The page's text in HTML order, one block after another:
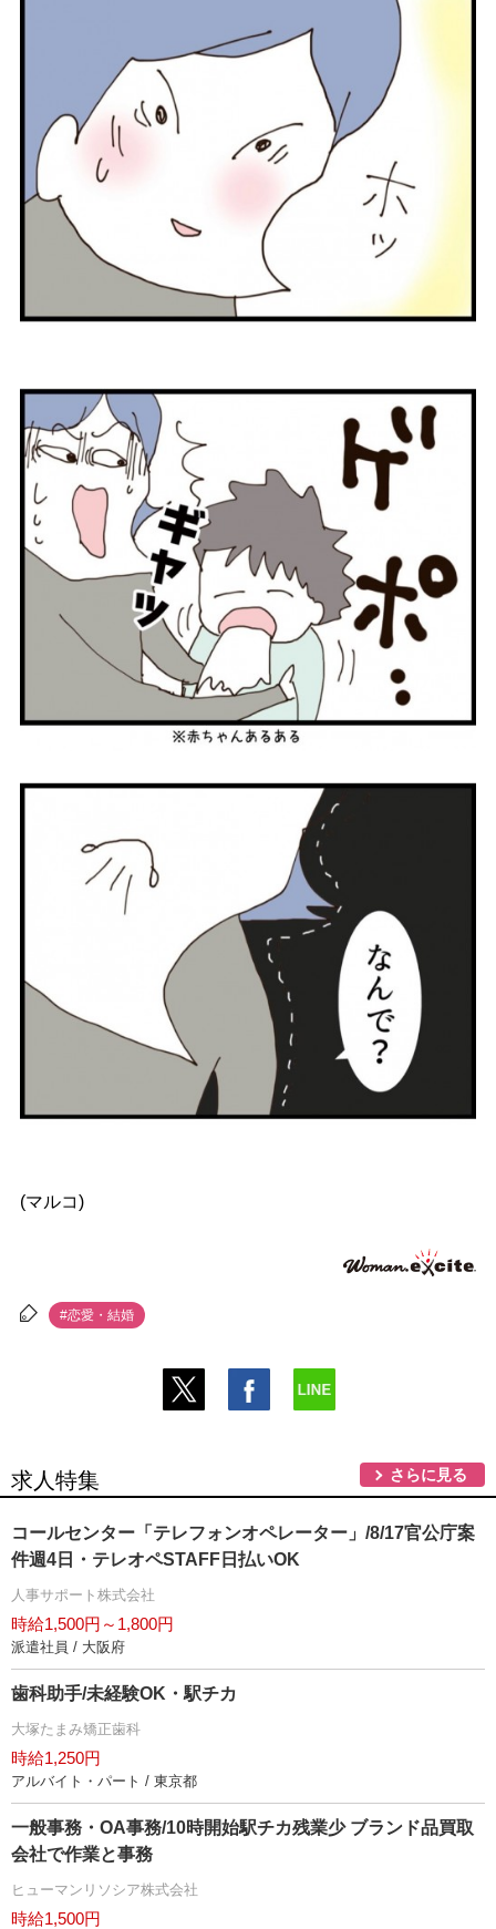
(マルコ)
#恋愛・結婚
求人特集 さらに見る
コールセンター「テレフォンオペレーター」/8/17官公庁案
件週4日・テレオペSTAFF日払いOK
人事サポート株式会社
時給1,500円～1,800円
派遣社員 / 大阪府
歯科助手/未経験OK・駅チカ
大塚たまみ矯正歯科
時給1,250円
アルバイト・パート / 東京都
一般事務・OA事務/10時開始駅チカ残業少 ブランド品買取
会社で作業と事務
ヒューマンリソシア株式会社
時給1,500円